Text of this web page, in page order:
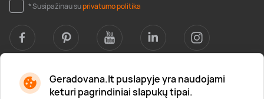
Geradovana.lt puslapyje yra naudojami
keturi pagrindiniai slapukų tipai.
* Susipažinau suprivatumo politika
Apie mus